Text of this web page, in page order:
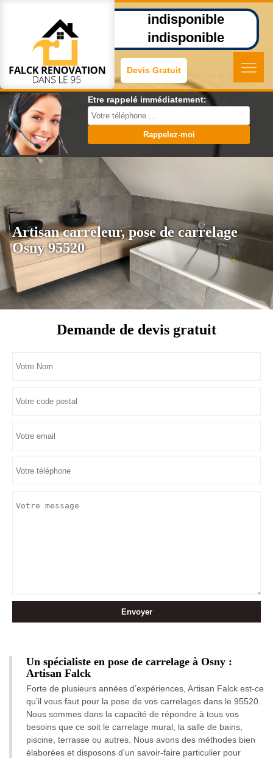
indisponible
indisponible
Devis Gratuit
Etre rappelé immédiatement:
Artisan carreleur, pose de carrelage
Osny 95520
Demande de devis gratuit
Un spécialiste en pose de carrelage à Osny :
Artisan Falck
Forte de plusieurs années d’expériences, Artisan Falck est-ce
qu’il vous faut pour la pose de vos carrelages dans le 95520.
Nous sommes dans la capacité de répondre à tous vos
besoins que ce soit le carrelage mural, la salle de bains,
piscine, terrasse ou autres. Nous avons des méthodes bien
élaborées et disposons d’un savoir-faire particulier pour